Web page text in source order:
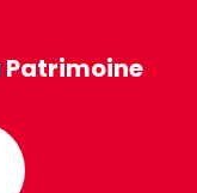
Patrimoine